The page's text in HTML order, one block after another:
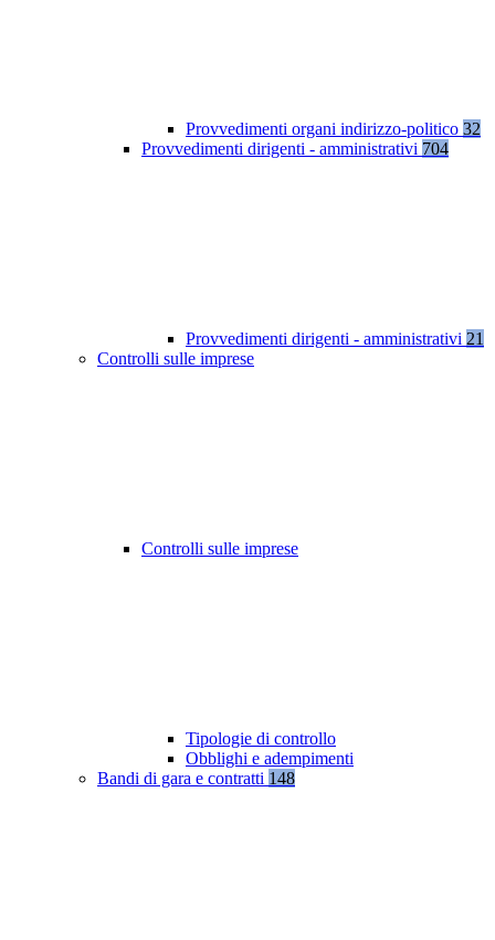
Provvedimenti organi indirizzo-politico 32
Provvedimenti dirigenti - amministrativi 704
Provvedimenti dirigenti - amministrativi 21
Controlli sulle imprese
Controlli sulle imprese
Tipologie di controllo
Obblighi e adempimenti
Bandi di gara e contratti 148